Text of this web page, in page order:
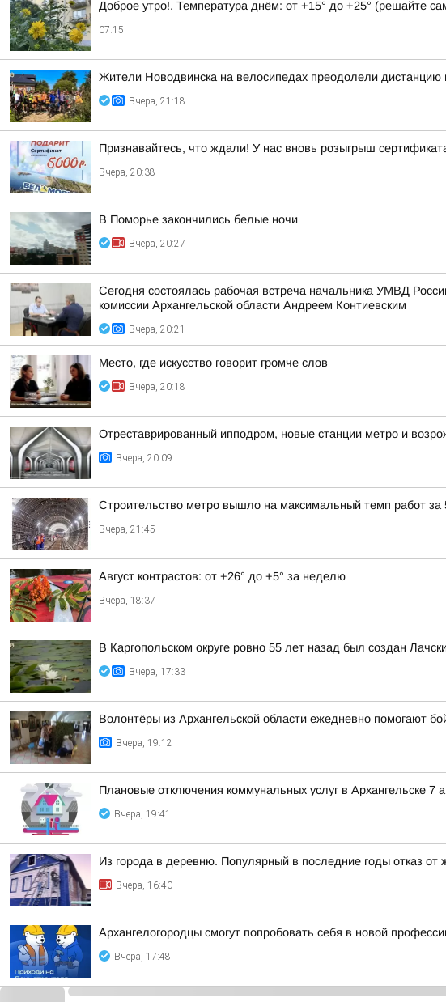
Доброе утро!. Температура днём: от +15° до +25° (решайте
07:15
Жители Новодвинска на велосипедах преодолели дистанцию
Вчера, 21:18
Признавайтесь, что ждали! У нас вновь розыгрыш
Вчера, 20:38
В Поморье закончились белые ночи
Вчера, 20:27
Сегодня состоялась рабочая встреча начальника УМВД
комиссии Архангельской области Андреем Контиевским
Вчера, 20:21
Место, где искусство говорит громче слов
Вчера, 20:18
Отреставрированный ипподром, новые станции метро и
Вчера, 20:09
Строительство метро вышло на максимальный темп работ за
Вчера, 21:45
Август контрастов: от +26° до +5° за неделю
Вчера, 18:37
В Каргопольском округе ровно 55 лет назад был создан
Вчера, 17:33
Волонтёры из Архангельской области ежедневно помогают
Вчера, 19:12
Плановые отключения коммунальных услуг в Архангельске 7
Вчера, 19:41
Из города в деревню. Популярный в последние годы отказ от
Вчера, 16:40
Архангелогородцы смогут попробовать себя в новой
Вчера, 17:48